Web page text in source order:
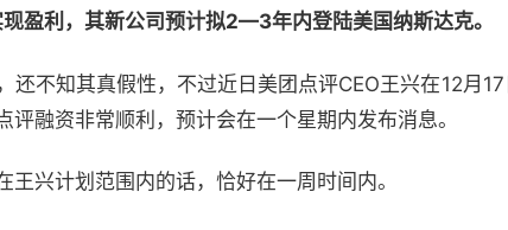
盈利，其新公司预计拟2—3年内登陆美国纳斯达克。
不知其真假性，不过近日美团点评CEO王兴在12月17
融资非常顺利，预计会在一个星期内发布消息。
兴计划范围内的话，恰好在一周时间内。